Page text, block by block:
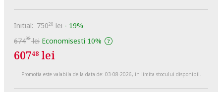
Initial: 75020 lei - 19%
67498lei Economisesti 10%
60748 lei
Promotia este valabila de la data de: 03-08-2026, in limita stocului disponibil.